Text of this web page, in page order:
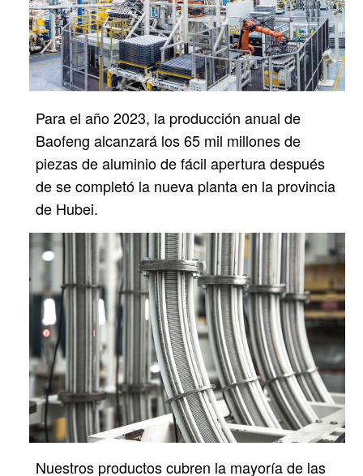
Para el año 2023, la producción anual de
Baofeng alcanzará los 65 mil millones de
piezas de aluminio de fácil apertura después
dese completó la nueva planta en la provincia
de Hubei.
Nuestros productos cubren la mayoría de las